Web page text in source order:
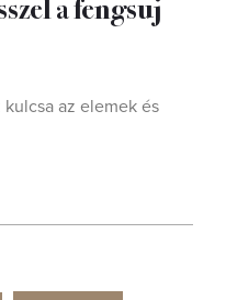
az elemek és